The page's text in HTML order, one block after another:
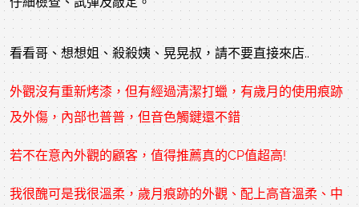
看看哥、想想姐、殺殺姨、晃晃叔，請不要直接來店..
外觀沒有重新烤漆，但有經過清潔打蠟，有歲月的使用痕跡
及外傷，內部也普普，但音色觸鍵還不錯
若不在意內外觀的顧客，值得推薦真的CP值超高!
我很醜可是我很溫柔，歲月痕跡的外觀、配上高音溫柔、中